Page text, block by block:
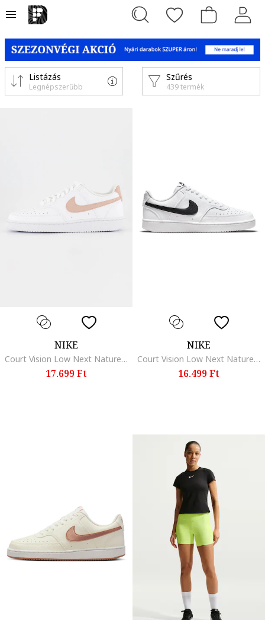
Szűrés
439 termék
Listázás
Legnépszerűbb
NIKE
Court Vision Low Next Nature műbőr sneaker, Fehér/Rózsaszín
17.699 Ft
NIKE
Court Vision Low Next Nature műbőr sneaker, Fehér/Fekete
16.499 Ft